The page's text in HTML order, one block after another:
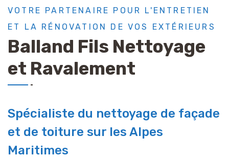
VOTRE PARTENAIRE POUR L'ENTRETIEN
ET LA RÉNOVATION DE VOS EXTÉRIEURS
Balland Fils Nettoyage
et Ravalement
Spécialiste du nettoyage de façade
et de toiture sur les Alpes
Maritimes